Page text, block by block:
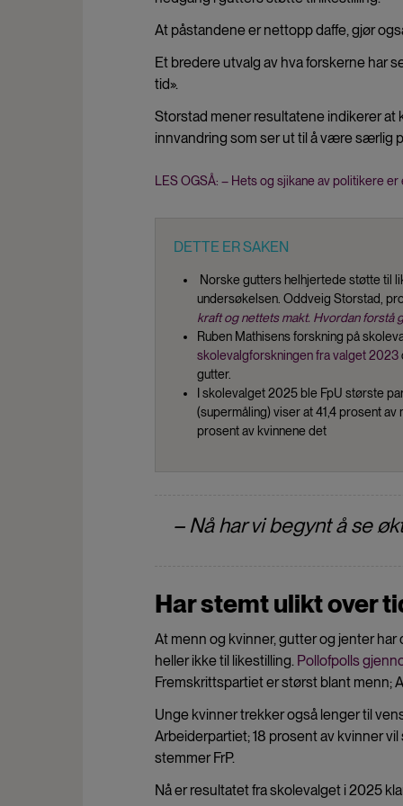
At påstandene er nettopp daffe, gjør
Et bredere utvalg av hva forskerne har
tid».
Storstad mener resultatene indikerer at
innvandring som ser ut til å være særlig
LES OGSÅ: – Hets og sjikane av politikere
DETTE ER SAKEN
Norske gutters helhjertede støtte til
undersøkelsen. Oddveig Storstad,
kraft og nettets makt. Hvordan forstå
Ruben Mathisens forskning på
skolevalgforskningen fra valget 2023
gutter.
I skolevalget 2025 ble FpU største
(supermåling) viser at 41,4 prosent av
prosent av kvinnene det
– Nå har vi begynt å se
Har stemt ulikt over
At menn og kvinner, gutter og jenter
heller ikke til likestilling. Pollofpolls
Fremskrittspartiet er størst blant menn;
Unge kvinner trekker også lenger til
Arbeiderpartiet; 18 prosent av kvinner
stemmer FrP.
Nå er resultatet fra skolevalget i 2025